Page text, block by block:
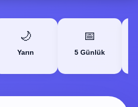
🌙
Yarın
📅
5 Günlük